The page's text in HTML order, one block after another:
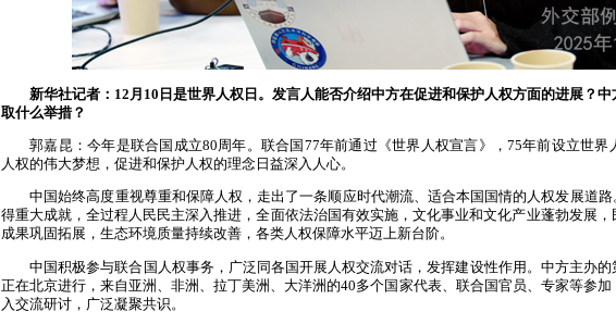
新华社记者：12月10日是世界人权日。发言人能否介绍中方在促进和保护人权方面的进展？
取什么举措？
郭嘉昆：今年是联合国成立80周年。联合国77年前通过《世界人权宣言》，75年前设立世界
人权的伟大梦想，促进和保护人权的理念日益深入人心。
中国始终高度重视尊重和保障人权，走出了一条顺应时代潮流、适合本国国情的人权发展道
得重大成就，全过程人民民主深入推进，全面依法治国有效实施，文化事业和文化产业蓬勃发展
成果巩固拓展，生态环境质量持续改善，各类人权保障水平迈上新台阶。
中国积极参与联合国人权事务，广泛同各国开展人权交流对话，发挥建设性作用。中方主办
正在北京进行，来自亚洲、非洲、拉丁美洲、大洋洲的40多个国家代表、联合国官员、专家等参
入交流研讨，广泛凝聚共识。